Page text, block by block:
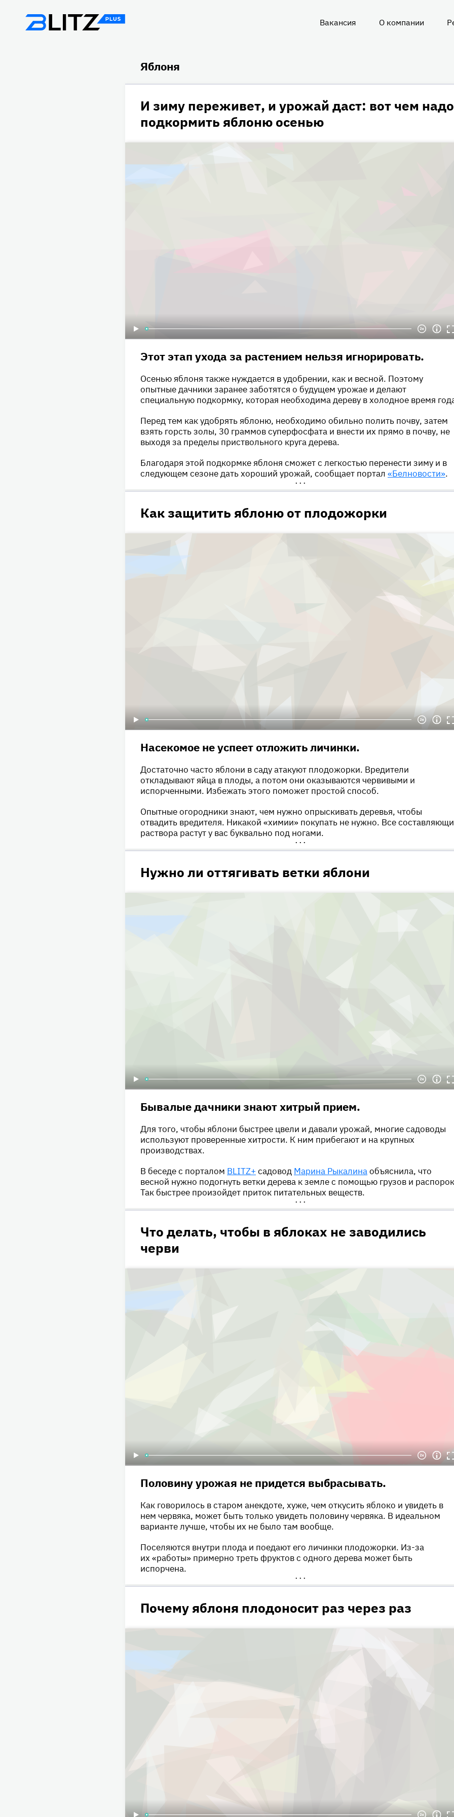
Вакансия О компании
Яблоня
И зиму переживет, и урожай даст: вот чем надо
подкормить яблоню осенью
Этот этап ухода за растением нельзя игнорировать.
Осенью яблоня также нуждается в удобрении, как и весной. Поэтому
опытные дачники заранее заботятся о будущем урожае и делают
специальную подкормку, которая необходима дереву в холодное время
Перед тем как удобрять яблоню, необходимо обильно полить почву, затем
взять горсть золы, 30 граммов суперфосфата и внести их прямо в почву, не
выходя за пределы приствольного круга дерева.
Благодаря этой подкормке яблоня сможет с легкостью перенести зиму и в
следующем сезоне дать хороший урожай, сообщает портал «Белновости».
•••
Как защитить яблоню от плодожорки
Насекомое не успеет отложить личинки.
Достаточно часто яблони в саду атакуют плодожорки. Вредители
откладывают яйца в плоды, а потом они оказываются червивыми и
испорченными. Избежать этого поможет простой способ.
Опытные огородники знают, чем нужно опрыскивать деревья, чтобы
отвадить вредителя. Никакой «химии» покупать не нужно. Все
раствора растут у вас буквально под ногами.
•••
Нужно ли оттягивать ветки яблони
Бывалые дачники знают хитрый прием.
Для того, чтобы яблони быстрее цвели и давали урожай, многие садоводы
используют проверенные хитрости. К ним прибегают и на крупных
производствах.
В беседе с порталом BLITZ+ садовод Марина Рыкалинаобъяснила, что
весной нужно подогнуть ветки дерева к земле с помощью грузов и
Так быстрее произойдет приток питательных веществ.
•••
Что делать, чтобы в яблоках не заводились
черви
Половину урожая не придется выбрасывать.
Как говорилось в старом анекдоте, хуже, чем откусить яблоко и увидеть в
нем червяка, может быть только увидеть половину червяка. В идеальном
варианте лучше, чтобы их не было там вообще.
Поселяются внутри плода и поедают его личинки плодожорки. Из-за
их «работы» примерно треть фруктов с одного дерева может быть
испорчена.
•••
Почему яблоня плодоносит раз через раз